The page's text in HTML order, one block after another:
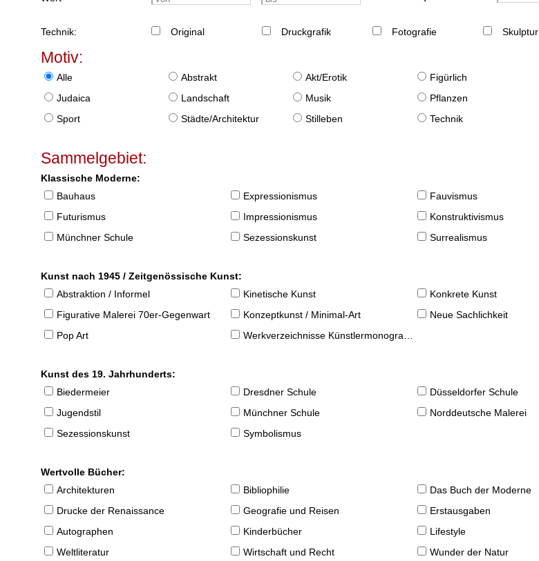
Technik: Original Druckgrafik Fotografie Skulptur
Motiv:
Alle Abstrakt Akt/Erotik Figürlich
Judaica
Landschaft Musik Pflanzen
Sport
Städte/Architektur Stilleben Technik
Sammelgebiet:
Klassische Moderne:
Bauhaus
Expressionismus Fauvismus
Futurismus
Impressionismus Konstruktivismus
Münchner Schule
Sezessionskunst Surrealismus
Kunst nach 1945 / Zeitgenössische Kunst:
Abstraktion / Informel
Kinetische Kunst Konkrete Kunst
Figurative Malerei 70er-Gegenwart
Konzeptkunst / Minimal-Art Neue Sachlichkeit
Pop Art
Werkverzeichnisse Künstlermonographien
Kunst des 19. Jahrhunderts:
Biedermeier
Dresdner Schule Düsseldorfer Schule
Jugendstil
Münchner Schule Norddeutsche Malerei
Sezessionskunst
Symbolismus
Wertvolle Bücher:
Architekturen
Bibliophilie Das Buch der Moderne
Drucke der Renaissance
Geografie und Reisen Erstausgaben
Autographen
Kinderbücher Lifestyle
Weltliteratur
Wirtschaft und Recht Wunder der Natur